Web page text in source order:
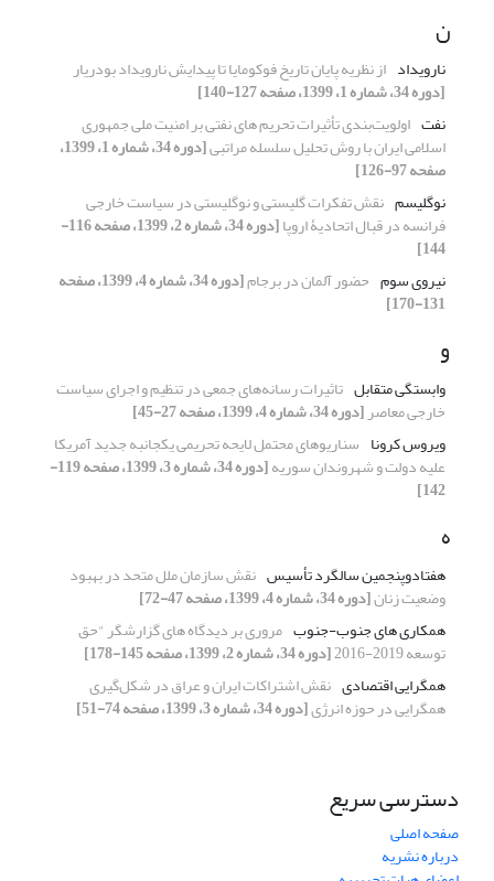
ن
نارویداد از نظریه پایان تاریخ فوکومایا تا پیدایش نارویداد بودریار
[دوره 34، شماره 1، 1399، صفحه 127-140]
نفت اولویت‌بندی تأثیرات تحریم های نفتی بر امنیت ملی جمهوری
اسلامی ایران با روش تحلیل سلسله مراتبی [دوره 34، شماره 1، 1399،
صفحه 97-126]
نوگلیسم نقش تفکرات گلیستی و نوگلیستی در سیاست خارجی
فرانسه در قبال اتحادیۀ اروپا [دوره 34، شماره 2، 1399، صفحه 116-
144]
نیروی سوم حضور آلمان در برجام [دوره 34، شماره 4، 1399، صفحه
131-170]
و
وابستگی متقابل تاثیرات رسانه‌های جمعی در تنظیم و اجرای سیاست
خارجی معاصر[دوره 34، شماره 4، 1399، صفحه 27-45]
ویروس کرونا سناریوهای محتمل لایحه تحریمی یکجانبه جدید آمریکا
علیه دولت و شهروندان سوریه [دوره 34، شماره 3، 1399، صفحه 119-
142]
ه
هفتادوپنجمین سالگرد تأسیس نقش سازمان ملل متحد در بهبود
وضعیت زنان[دوره 34، شماره 4، 1399، صفحه 47-72]
همکاری های جنوب-جنوب مروری بر دیدگاه های گزارشگر "حق
توسعه 2019-2016
[دوره 34، شماره 2، 1399، صفحه 145-178]
همگرایی اقتصادی نقش اشتراکات ایران و عراق در شکل‌گیری
همگرایی در حوزه انرژی[دوره 34، شماره 3، 1399، صفحه 74-51]
دسترسی سریع
صفحه اصلی
درباره نشریه